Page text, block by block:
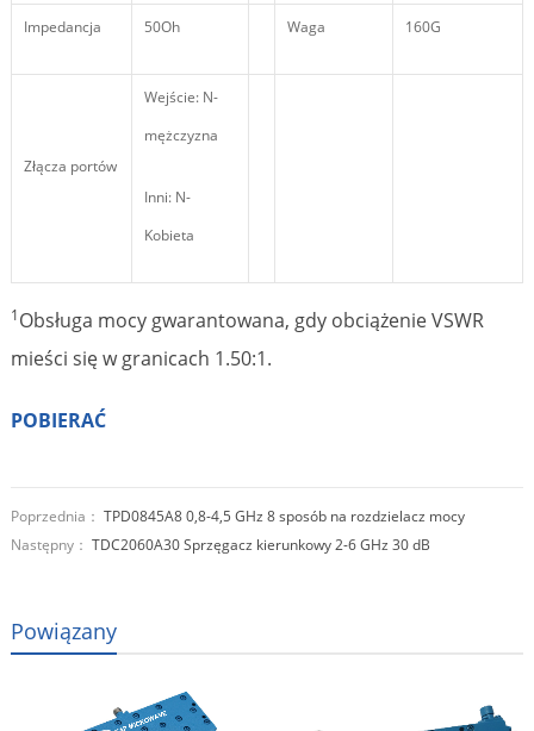
Impedancja 50Oh Waga 160G
Złącza portów
Wejście: N-
mężczyzna
Inni: N-
Kobieta
1Obsługa mocy gwarantowana, gdy obciążenie VSWR
mieści się w granicach 1.50:1.
POBIERAĆ
Poprzednia： TPD0845A8 0,8-4,5 GHz 8 sposób na rozdzielacz mocy
Następny： TDC2060A30 Sprzęgacz kierunkowy 2-6 GHz 30 dB
Powiązany